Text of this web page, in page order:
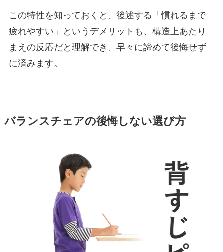
この特性を知っておくと、後述する「慣れるまで
疲れやすい」というデメリットも、構造上あたり
まえの反応だと理解でき、早々に諦めて後悔せず
に済みます。
バランスチェアの後悔しない選び方